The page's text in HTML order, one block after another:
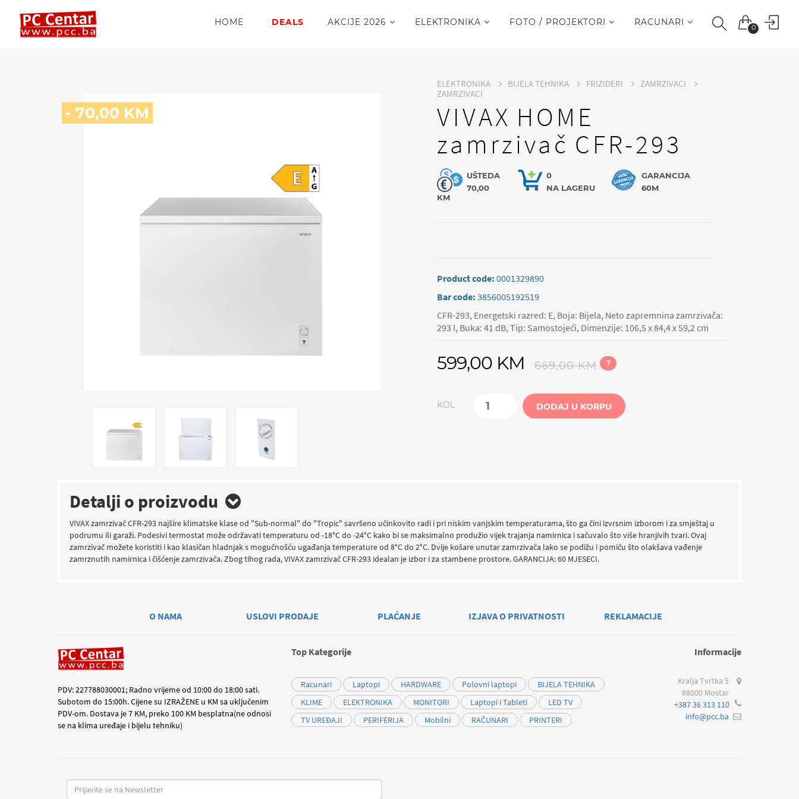
0
HOME DEALS AKCIJE 2026 ELEKTRONIKA FOTO / PROJEKTORI RACUNARI
- 70,00 KM
ELEKTRONIKA BIJELA TEHNIKA FRIZIDERI
ZAMRZIVACI
ZAMRZIVACI
VIVAX HOME
zamrzivač CFR-293
UŠTEDA
70,00
KM
0
NA LAGERU
GARANCIJA
60M
Product code:0001329890
Bar code:3856005192519
CFR-293, Energetski razred: E, Boja: Bijela, Neto zapremnina zamrzivača:
293 l, Buka: 41 dB, Tip: Samostojeći, Dimenzije: 106,5 x 84,4 x 59,2 cm
599,00 KM 669,00 KM ?
KOL DODAJ U KORPU
Detalji o proizvodu
VIVAX zamrzivač CFR-293 najšire klimatske klase od "Sub-normal" do "Tropic" savršeno učinkovito radi i pri niskim vanjskim temperaturama, što ga čini izvrsnim izborom i za smještaj u
podrumu ili garaži. Podesivi termostat može održavati temperaturu od -18°C do -24°C kako bi se maksimalno produžio vijek trajanja namirnica i sačuvalo što više hranjivih tvari. Ovaj
zamrzivač možete koristiti i kao klasičan hladnjak s mogučnošću ugađanja temperature od 8°C do 2°C. Dvije košare unutar zamrzivača lako se podižu i pomiču što olakšava vađenje
zamrznutih namirnica i čišćenje zamrzivača. Zbog tihog rada, VIVAX zamrzivač CFR-293 idealan je izbor i za stambene prostore. GARANCIJA: 60 MJESECI.
O NAMA USLOVI PRODAJE PLAĆANJE IZJAVA O PRIVATNOSTI REKLAMACIJE
PDV: 227788030001; Radno vrijeme od 10:00 do 18:00 sati.
Subotom do 15:00h. Cijene su IZRAŽENE u KM sa uključenim
PDV-om. Dostava je 7 KM, preko 100 KM besplatna(ne odnosi
se na klima uređaje i bijelu tehniku)
Top Kategorije
Racunari Laptopi HARDWARE Polovni laptopi
BIJELA TEHNIKA
KLIME
ELEKTRONIKA MONITORI Laptopi i Tableti
LED TV
TV UREĐAJI
PERIFERIJA Mobilni RAČUNARI PRINTERI
Informacije
Kralja Tvrtka 5
88000 Mostar
+387 36 313 110
info@pcc.ba